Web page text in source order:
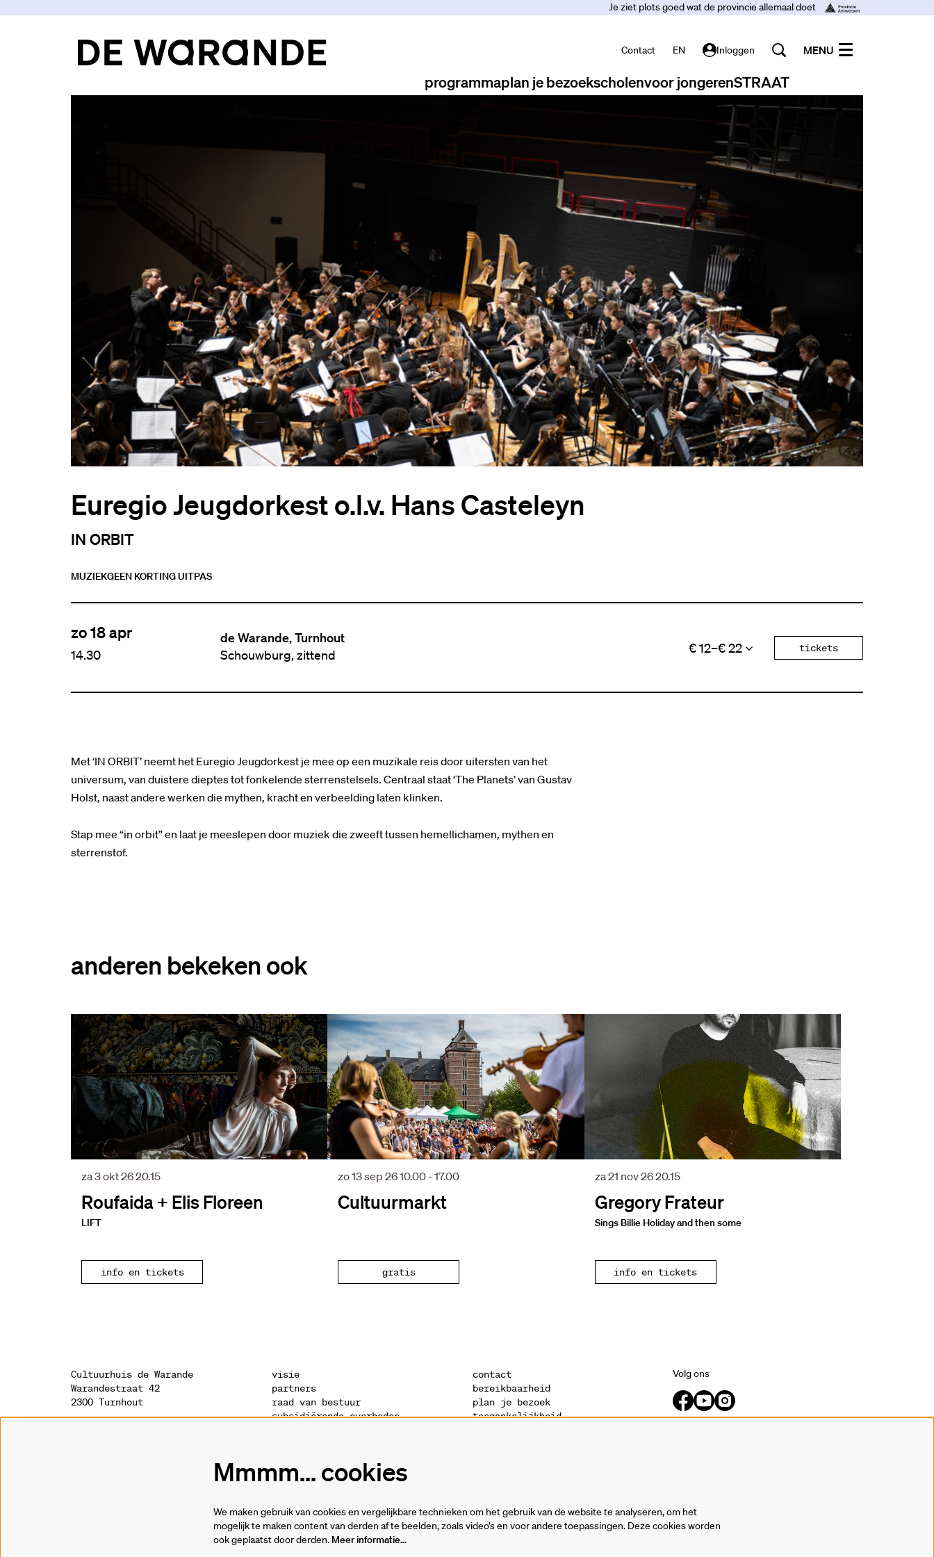
Je ziet plots goed wat de provincie allemaal doet
Contact EN Inloggen
programmaplan je bezoekscholenvoor jongerenSTRAAT
MENU
Euregio Jeugdorkest o.l.v. Hans Casteleyn
IN ORBIT
MUZIEKGEEN KORTING UITPAS
zo 18 apr
14.30
de Warande, Turnhout
Schouwburg, zittend
€ 12–€ 22 tickets
Met ‘IN ORBIT’ neemt het Euregio Jeugdorkest je mee op een muzikale reis door uitersten van het
universum, van duistere dieptes tot fonkelende sterrenstelsels. Centraal staat ‘The Planets’ van Gustav
Holst, naast andere werken die mythen, kracht en verbeelding laten klinken.
Stap mee “in orbit” en laat je meeslepen door muziek die zweeft tussen hemellichamen, mythen en
sterrenstof.
anderen bekeken ook
Roufaida + Elis Floreen
LIFT
za 3 okt 2620.15
info en tickets
Cultuurmarkt
zo 13 sep 2610.00 - 17.00
gratis
Gregory Frateur
Sings Billie Holiday and then some
za 21 nov 2620.15
info en tickets
Cultuurhuis de Warande
Warandestraat 42
2300 Turnhout
visie
partners
raad van bestuur
subsidiërende overheden
privacyverklaring
contact
bereikbaarheid
plan je bezoek
toegankelijkheid
Volg ons
Mmmm... cookies
We maken gebruik van cookies en vergelijkbare technieken om het gebruik van de website te analyseren, om het
mogelijk te maken content van derden af te beelden, zoals video’s en voor andere toepassingen. Deze cookies worden
ook geplaatst door derden. Meer informatie…